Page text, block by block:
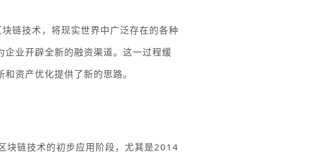
链技术，将现实世界中广泛存在的各种
业开辟全新的融资渠道。这一过程缓
资产优化提供了新的思路。
块链技术的初步应用阶段，尤其是2014